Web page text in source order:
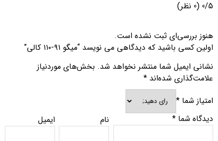
0/5 (0 نظر)
هنوز بررسی‌ای ثبت نشده است.
اولین کسی باشید که دیدگاهی می نویسد “میگو ۹۱-۱۱۰ کالی”
نشانی ایمیل شما منتشر نخواهد شد. بخش‌های موردنیاز
علامت‌گذاری شده‌اند *
امتیاز شما *
دیدگاه شما * نام ایمیل